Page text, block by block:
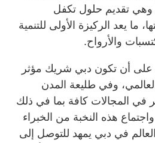
وهي تقديم حلول تكفل
ما يعد الركيزة الأولى للتنمية
والأرواح.
أن تكون دبي شريك مؤثر
وفي طليعة المدن
في المجالات كافة بما في ذلك
هذه النخبة من الخبراء
في دبي يمهد للتوصل إلى